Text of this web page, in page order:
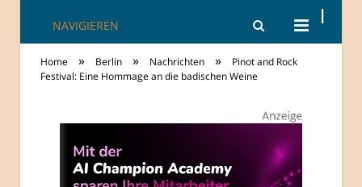
TheCity: Living
Apartments in
Berlin
NAVIGIEREN
Home » Berlin » Nachrichten »
Pinot and Rock
Festival: Eine Hommage an die badischen Weine